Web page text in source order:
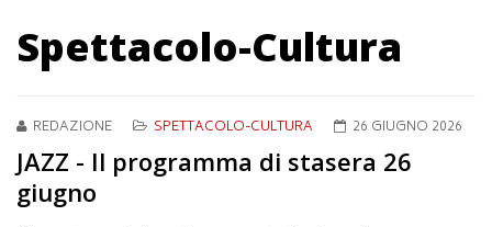
Spettacolo-Cultura
REDAZIONE SPETTACOLO-CULTURA 26 GIUGNO 2026
JAZZ - Il programma di stasera 26
giugno